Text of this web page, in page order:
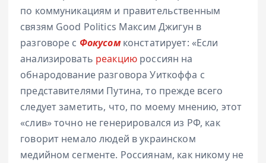
по коммуникациям и правительственным
связям Good Politics Максим Джигун в
разговоре с Фокусомконстатирует: «Если
анализировать реакцию россиян на
обнародование разговора Уиткоффа с
представителями Путина, то прежде всего
следует заметить, что, по моему мнению, этот
«слив» точно не генерировался из РФ, как
говорит немало людей в украинском
медийном сегменте. Россиянам, как никому не